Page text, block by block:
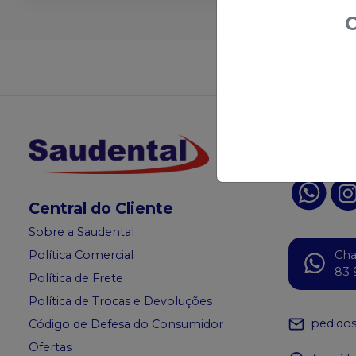
Não
Central do Cliente
Sobre a Saudental
Política Comercial
Política de Frete
Política de Trocas e Devoluções
Código de Defesa do Consumidor
Ofertas
83